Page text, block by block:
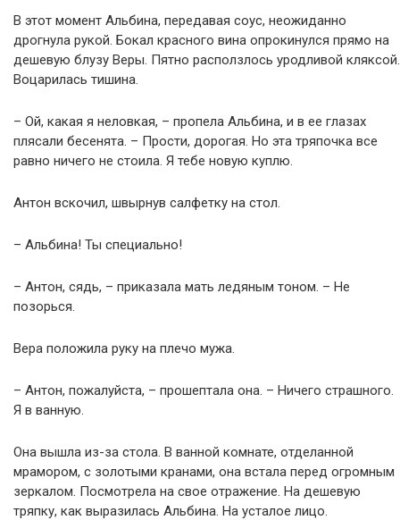
В этот момент Альбина, передавая соус, неожиданно
дрогнула рукой. Бокал красного вина опрокинулся прямо на
дешевую блузу Веры. Пятно расползлось уродливой кляксой.
Воцарилась тишина.
– Ой, какая я неловкая, – пропела Альбина, и в ее глазах
плясали бесенята. – Прости, дорогая. Но эта тряпочка все
равно ничего не стоила. Я тебе новую куплю.
Антон вскочил, швырнув салфетку на стол.
– Альбина! Ты специально!
– Антон, сядь, – приказала мать ледяным тоном. – Не
позорься.
Вера положила руку на плечо мужа.
– Антон, пожалуйста, – прошептала она. – Ничего страшного.
Я в ванную.
Она вышла из-за стола. В ванной комнате, отделанной
мрамором, с золотыми кранами, она встала перед огромным
зеркалом. Посмотрела на свое отражение. На дешевую
тряпку, как выразилась Альбина. На усталое лицо.